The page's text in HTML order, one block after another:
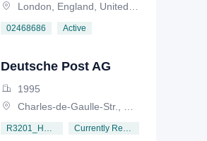
London, England, United Kingdom
02468686 Active
Deutsche Post AG
1995
Charles-de-Gaulle-Str., Germany
R3201_HRB6792